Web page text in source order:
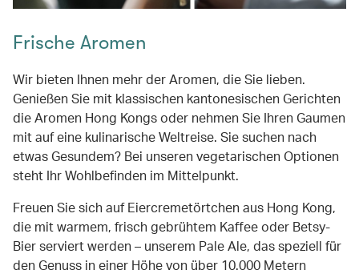
Frische Aromen
Wir bieten Ihnen mehr der Aromen, die Sie lieben.
Genießen Sie mit klassischen kantonesischen Gerichten
die Aromen Hong Kongs oder nehmen Sie Ihren Gaumen
mit auf eine kulinarische Weltreise. Sie suchen nach
etwas Gesundem? Bei unseren vegetarischen Optionen
steht Ihr Wohlbefinden im Mittelpunkt.
Freuen Sie sich auf Eiercremetörtchen aus Hong Kong,
die mit warmem, frisch gebrühtem Kaffee oder Betsy-
Bier serviert werden – unserem Pale Ale, das speziell für
den Genuss in einer Höhe von über 10.000 Metern